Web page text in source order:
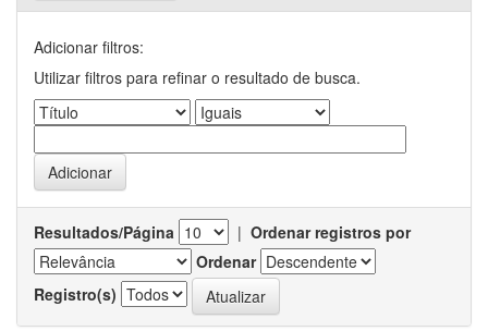
Adicionar filtros:
Utilizar filtros para refinar o resultado de busca.
Resultados/Página | Ordenar registros por
Ordenar
Registro(s)